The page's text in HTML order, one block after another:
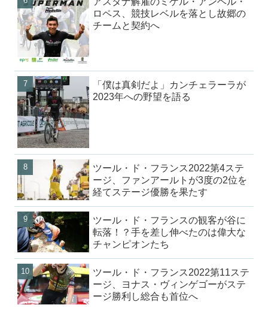
ロペス、競技レベルを落とし故郷の
チームと契約へ
「僕は真剣だよ」カンチェラーラが
2023年への野望を語る
ツール・ド・フランス2022第4ステ
ージ、ファンアールトが3度の2位を
経てステージ優勝を果たす
ツール・ド・フランスの観客が谷に
転落！？手を差し伸べたのは偉大な
チャンピオンたち
ツール・ド・フランス2022第11ステ
ージ、ヨナス・ヴィンゲゴーがステ
ージ勝利し総合も首位へ